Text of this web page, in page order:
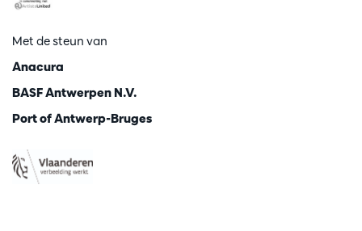
Met de steun van
Anacura
BASF Antwerpen N.V.
Port of Antwerp-Bruges